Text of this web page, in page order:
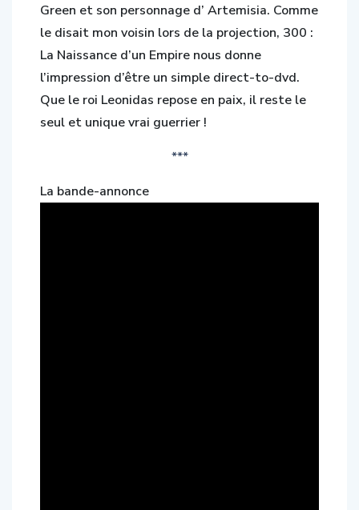
Green et son personnage d’ Artemisia. Comme
le disait mon voisin lors de la projection, 300 :
La Naissance d’un Empire nous donne
l’impression d’être un simple direct-to-dvd.
Que le roi Leonidas repose en paix, il reste le
seul et unique vrai guerrier !
***
La bande-annonce